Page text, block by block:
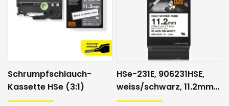
Schrumpfschlauch-
Kassette HSe (3:1)
HSe-231E, 906231HSE,
weiss/schwarz, 11.2mm,
Schrumpfschlauch